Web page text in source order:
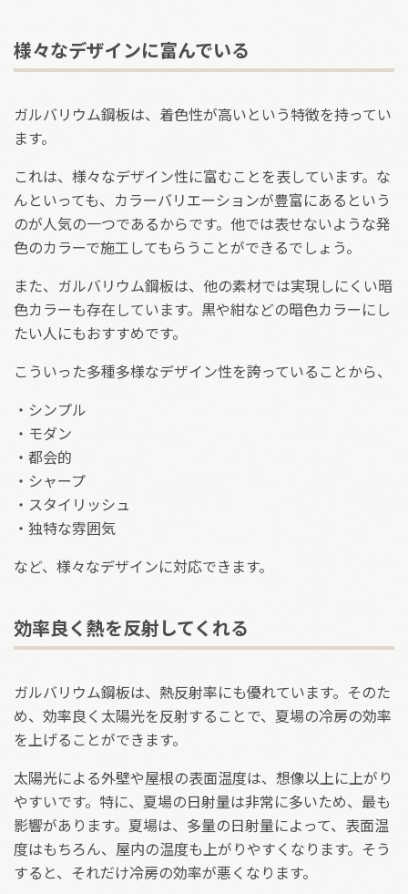
様々なデザインに富んでいる
ガルバリウム鋼板は、着色性が高いという特徴を持ってい
ます。
これは、様々なデザイン性に富むことを表しています。な
んといっても、カラーバリエーションが豊富にあるという
のが人気の一つであるからです。他では表せないような発
色のカラーで施工してもらうことができるでしょう。
また、ガルバリウム鋼板は、他の素材では実現しにくい暗
色カラーも存在しています。黒や紺などの暗色カラーにし
たい人にもおすすめです。
こういった多種多様なデザイン性を誇っていることから、
・シンプル
・モダン
・都会的
・シャープ
・スタイリッシュ
・独特な雰囲気
など、様々なデザインに対応できます。
効率良く熱を反射してくれる
ガルバリウム鋼板は、熱反射率にも優れています。そのた
め、効率良く太陽光を反射することで、夏場の冷房の効率
を上げることができます。
太陽光による外壁や屋根の表面温度は、想像以上に上がり
やすいです。特に、夏場の日射量は非常に多いため、最も
影響があります。夏場は、多量の日射量によって、表面温
度はもちろん、屋内の温度も上がりやすくなります。そう
すると、それだけ冷房の効率が悪くなります。